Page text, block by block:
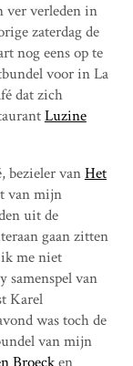
ver verleden in
zaterdag de
nog eens op te
voor in La
dat zich
Luzine
bezieler vanHet
van mijn
uit de
gaan zitten
me niet
samenspel van
Karel
was toch de
van mijn